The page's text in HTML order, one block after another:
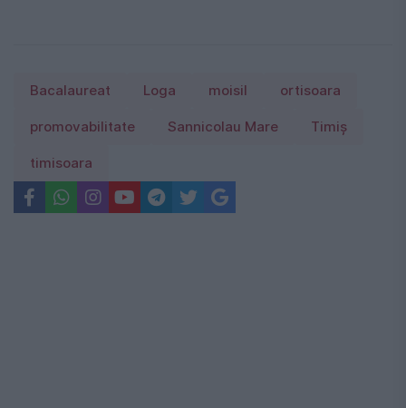
Bacalaureat Loga moisil ortisoara
promovabilitate Sannicolau Mare Timiş
timisoara